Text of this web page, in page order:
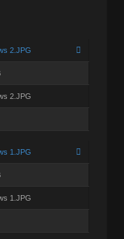
2.JPG
2.JPG
1.JPG
1.JPG